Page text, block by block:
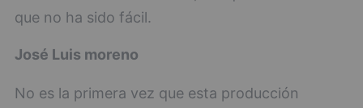
que no ha sido fácil.
José Luis moreno
No es la primera vez que esta producción